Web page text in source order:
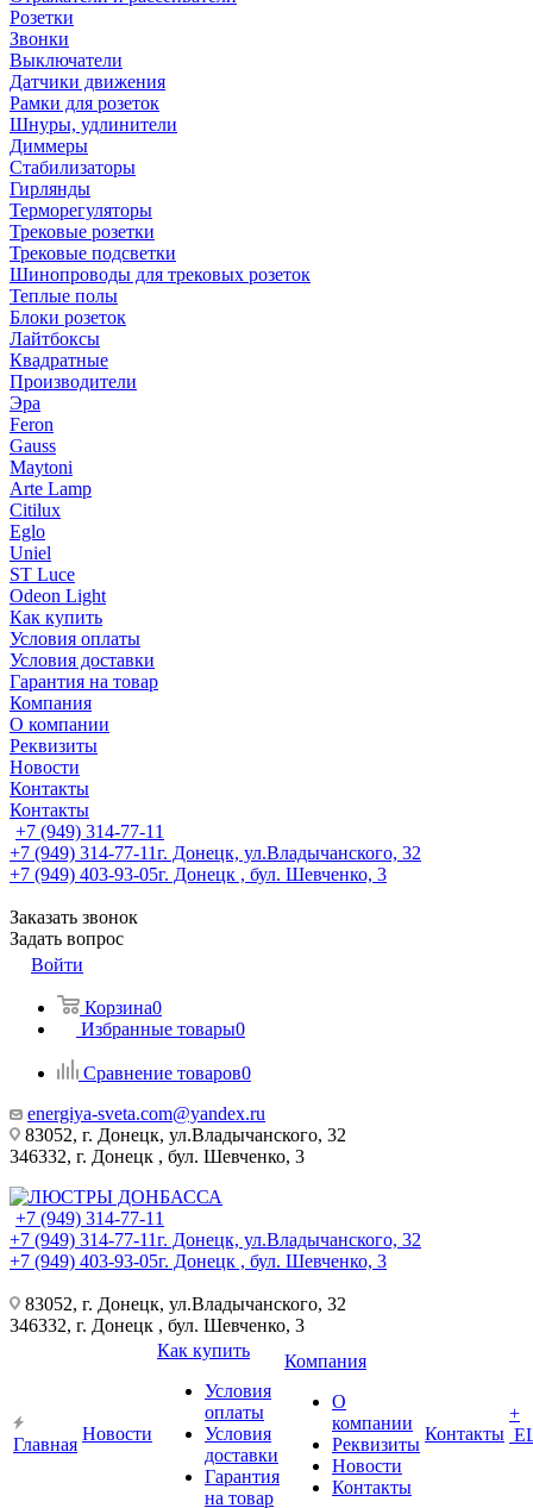
Розетки
Звонки
Выключатели
Датчики движения
Рамки для розеток
Шнуры, удлинители
Диммеры
Стабилизаторы
Гирлянды
Терморегуляторы
Трековые розетки
Трековые подсветки
Шинопроводы для трековых розеток
Теплые полы
Блоки розеток
Лайтбоксы
Квадратные
Производители
Эра
Feron
Gauss
Maytoni
Arte Lamp
Citilux
Eglo
Uniel
ST Luce
Odeon Light
Как купить
Условия оплаты
Условия доставки
Гарантия на товар
Компания
О компании
Реквизиты
Новости
Контакты
Контакты
+7 (949) 314-77-11
+7 (949) 314-77-11г. Донецк, ул.Владычанского, 32
+7 (949) 403-93-05г. Донецк , бул. Шевченко, 3
Заказать звонок
Задать вопрос
Войти
Корзина0
Избранные товары0
Сравнение товаров0
energiya-sveta.com@yandex.ru
83052, г. Донецк, ул.Владычанского, 32
346332, г. Донецк , бул. Шевченко, 3
+7 (949) 314-77-11
+7 (949) 314-77-11г. Донецк, ул.Владычанского, 32
+7 (949) 403-93-05г. Донецк , бул. Шевченко, 3
83052, г. Донецк, ул.Владычанского, 32
346332, г. Донецк , бул. Шевченко, 3
Главная
Новости
Как купить
Условия
оплаты
Условия
доставки
Гарантия
на товар
Компания
О
компании
Реквизиты
Новости
Контакты
Контакты
+